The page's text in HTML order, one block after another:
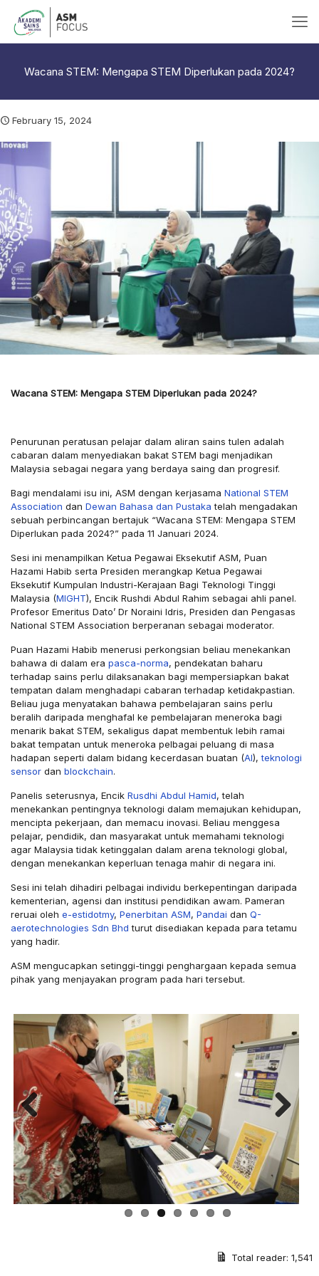
Wacana STEM: Mengapa STEM Diperlukan pada 2024?
February 15, 2024
Wacana STEM: Mengapa STEM Diperlukan pada 2024?
Penurunan peratusan pelajar dalam aliran sains tulen adalah
cabaran dalam menyediakan bakat STEM bagi menjadikan
Malaysia sebagai negara yang berdaya saing dan progresif.
Bagi mendalami isu ini, ASM dengan kerjasama National STEM
Association dan Dewan Bahasa dan Pustaka telah mengadakan
sebuah perbincangan bertajuk “Wacana STEM: Mengapa STEM
Diperlukan pada 2024?” pada 11 Januari 2024.
Sesi ini menampilkan Ketua Pegawai Eksekutif ASM, Puan
Hazami Habib serta Presiden merangkap Ketua Pegawai
Eksekutif Kumpulan Industri-Kerajaan Bagi Teknologi Tinggi
Malaysia (MIGHT), Encik Rushdi Abdul Rahim sebagai ahli panel.
Profesor Emeritus Dato’ Dr Noraini Idris, Presiden dan Pengasas
National STEM Association berperanan sebagai moderator.
Puan Hazami Habib menerusi perkongsian beliau menekankan
bahawa di dalam era pasca-norma, pendekatan baharu
terhadap sains perlu dilaksanakan bagi mempersiapkan bakat
tempatan dalam menghadapi cabaran terhadap ketidakpastian.
Beliau juga menyatakan bahawa pembelajaran sains perlu
beralih daripada menghafal ke pembelajaran meneroka bagi
menarik bakat STEM, sekaligus dapat membentuk lebih ramai
bakat tempatan untuk meneroka pelbagai peluang di masa
hadapan seperti dalam bidang kecerdasan buatan (AI),teknologi
sensor dan blockchain.
Panelis seterusnya, Encik Rusdhi Abdul Hamid, telah
menekankan pentingnya teknologi dalam memajukan kehidupan,
mencipta pekerjaan, dan memacu inovasi. Beliau menggesa
pelajar, pendidik, dan masyarakat untuk memahami teknologi
agar Malaysia tidak ketinggalan dalam arena teknologi global,
dengan menekankan keperluan tenaga mahir di negara ini.
Sesi ini telah dihadiri pelbagai individu berkepentingan daripada
kementerian, agensi dan institusi pendidikan awam. Pameran
reruai oleh e-estidotmy, Penerbitan ASM, Pandai dan Q-
aerotechnologies Sdn Bhd turut disediakan kepada para tetamu
yang hadir.
ASM mengucapkan setinggi-tinggi penghargaan kepada semua
pihak yang menjayakan program pada hari tersebut.
Previous Next
Total reader: 1,541